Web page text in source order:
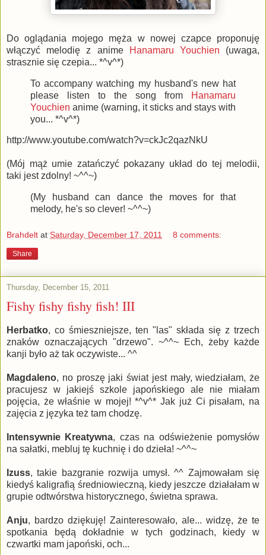
Do oglądania mojego męża w nowej czapce proponuję
włączyć melodię z anime
Hanamaru Youchien (uwaga,
strasznie się czepia... *^v^*)
To accompany watching my husband's new hat
please listen to the song from
Hanamaru
Youchien anime (warning, it sticks and stays with
you... *^v^*)
http://www.youtube.com/watch?v=ckJc2qazNkU
(Mój mąż umie zatańczyć pokazany układ do tej melodii,
taki jest zdolny! ~^^~)
(My husband can dance the moves for that
melody, he's so clever! ~^^~)
Brahdelt at Saturday, December 17, 2011 8 comments:
Share
Thursday, December 15, 2011
Fishy fishy fishy fish! III
Herbatko, co śmieszniejsze, ten "las" składa się z trzech
znaków oznaczających "drzewo". ~^^~ Ech, żeby każde
kanji było aż tak oczywiste... ^^
Magdaleno, no proszę jaki świat jest mały, wiedziałam, że
pracujesz w jakiejś szkole japońskiego ale nie miałam
pojęcia, że właśnie w mojej! *^v^* Jak już Ci pisałam, na
zajęcia z języka też tam chodzę.
Intensywnie Kreatywna, czas na odświeżenie pomysłów
na sałatki, mebluj tę kuchnię i do dzieła! ~^^~
Izuss, takie bazgranie rozwija umysł. ^^ Zajmowałam się
kiedyś kaligrafią średniowieczną, kiedy jeszcze działałam w
grupie odtwórstwa historycznego, świetna sprawa.
Anju, bardzo dziękuję! Zainteresowało, ale... widzę, że te
spotkania będą dokładnie w tych godzinach, kiedy w
czwartki mam japoński, och...